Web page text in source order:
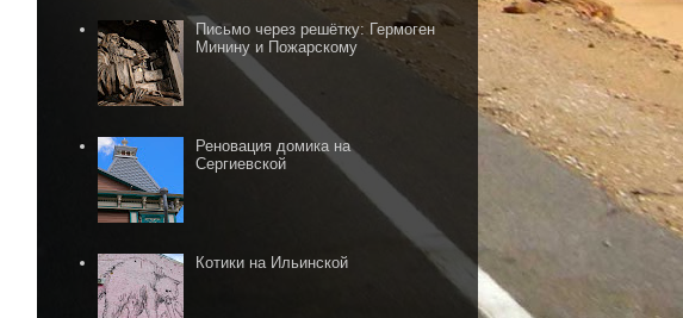
Письмо через решётку: Гермоген
Минину и Пожарскому
Реновация домика на
Сергиевской
Котики на Ильинской